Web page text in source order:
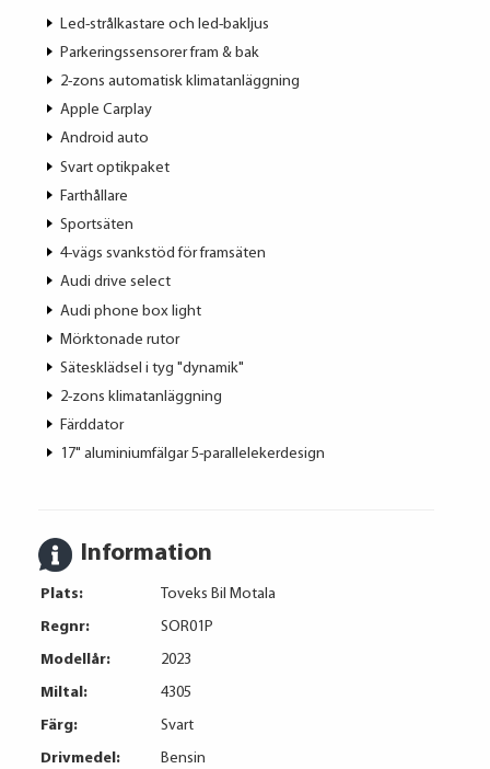
Led-strålkastare och led-bakljus
Parkeringssensorer fram & bak
2-zons automatisk klimatanläggning
Apple Carplay
Android auto
Svart optikpaket
Farthållare
Sportsäten
4-vägs svankstöd för framsäten
Audi drive select
Audi phone box light
Mörktonade rutor
Sätesklädsel i tyg "dynamik"
2-zons klimatanläggning
Färddator
17" aluminiumfälgar 5-parallelekerdesign
Information
Plats:
Toveks Bil Motala
Regnr:
SOR01P
Modellår:
2023
Miltal:
4305
Färg:
Svart
Drivmedel:
Bensin